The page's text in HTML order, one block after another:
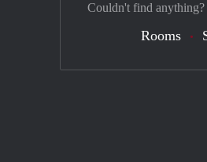
Couldn't find anything?
Rooms